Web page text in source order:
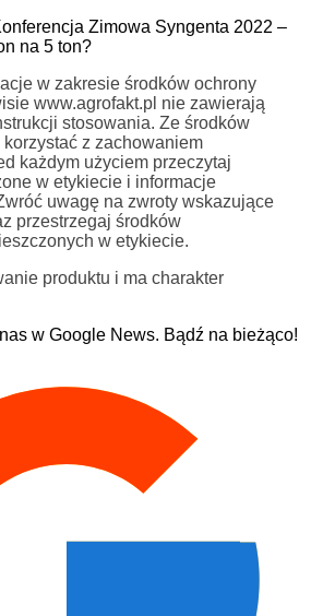
Zimowa Syngenta 2022 –
na 5 ton?
w zakresie środków ochrony
www.agrofakt.pl nie zawierają
stosowania. Ze środków
z zachowaniem
każdym użyciem przeczytaj
w etykiecie i informacje
uwagę na zwroty wskazujące
przestrzegaj środków
w etykiecie.
produktu i ma charakter
w Google News. Bądź na bieżąco!